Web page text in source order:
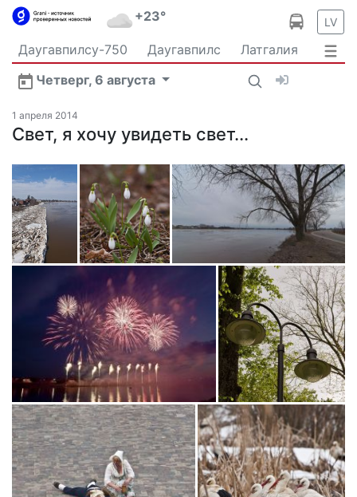
+23° LV
Даугавпилсу-750 Даугавпилс
Латгалия
Латвия
Политика Происшествия
Спорт
Общество
Четверг, 6 августа
Новости Даугавпилса
Транспорт
В мире
Рыбалка и охота
1 апреля 2014
Свет, я хочу увидеть свет...